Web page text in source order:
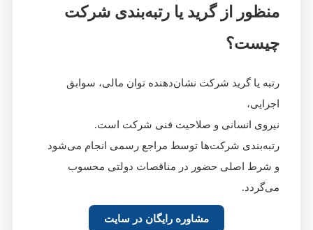
منظور از گرید یا رتبه‌بندی شرکت
چیست؟
رتبه یا گرید شرکت نشان‌دهنده توان مالی، سوابق
اجرایی،
نیروی انسانی و صلاحیت فنی شرکت است.
رتبه‌بندی شرکت‌ها توسط مراجع رسمی انجام می‌شود
و شرط اصلی حضور در مناقصات دولتی محسوب
می‌گردد.
مشاوره رایگان در سایت